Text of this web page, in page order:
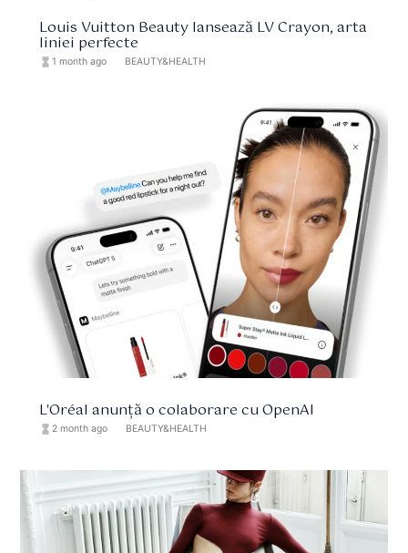
Louis Vuitton Beauty lansează LV Crayon, arta
liniei perfecte
hourglass_full 1 month ago BEAUTY&HEALTH
L'Oréal anunță o colaborare cu OpenAI
hourglass_full 2 month ago BEAUTY&HEALTH